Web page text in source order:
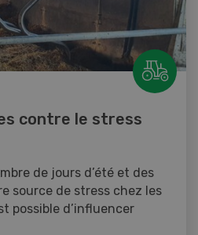
contre le stress
de jours d’été et des
source de stress chez les
possible d’influencer